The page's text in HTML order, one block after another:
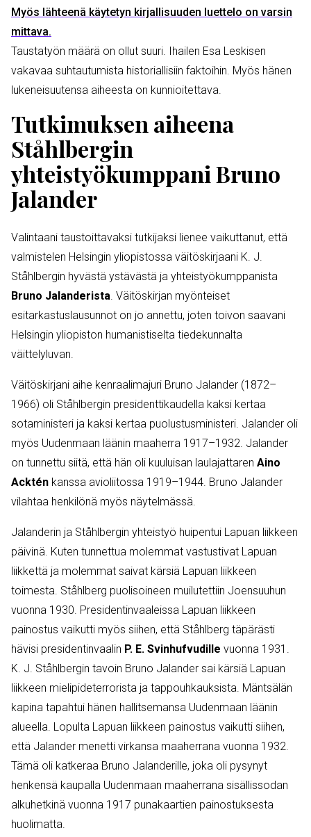
Myös lähteenä käytetyn kirjallisuuden luettelo on varsin
mittava.
Taustatyön määrä on ollut suuri. Ihailen Esa Leskisen
vakavaa suhtautumista historiallisiin faktoihin. Myös hänen
lukeneisuutensa aiheesta on kunnioitettava.
Tutkimuksen aiheena
Ståhlbergin
yhteistyökumppani Bruno
Jalander
Valintaani taustoittavaksi tutkijaksi lienee vaikuttanut, että
valmistelen Helsingin yliopistossa väitöskirjaani K. J.
Ståhlbergin hyvästä ystävästä ja yhteistyökumppanista
Bruno Jalanderista . Väitöskirjan myönteiset
esitarkastuslausunnot on jo annettu, joten toivon saavani
Helsingin yliopiston humanistiselta tiedekunnalta
väittelyluvan.
Väitöskirjani aihe kenraalimajuri Bruno Jalander (1872–
1966) oli Ståhlbergin presidenttikaudella kaksi kertaa
sotaministeri ja kaksi kertaa puolustusministeri. Jalander oli
myös Uudenmaan läänin maaherra 1917–1932. Jalander
on tunnettu siitä, että hän oli kuuluisan laulajattaren Aino
Acktén kanssa avioliitossa 1919–1944. Bruno Jalander
vilahtaa henkilönä myös näytelmässä.
Jalanderin ja Ståhlbergin yhteistyö huipentui Lapuan liikkeen
päivinä. Kuten tunnettua molemmat vastustivat Lapuan
liikkettä ja molemmat saivat kärsiä Lapuan liikkeen
toimesta. Ståhlberg puolisoineen muilutettiin Joensuuhun
vuonna 1930. Presidentinvaaleissa Lapuan liikkeen
painostus vaikutti myös siihen, että Ståhlberg täpärästi
hävisi presidentinvaalin P. E. Svinhufvudille vuonna 1931.
K. J. Ståhlbergin tavoin Bruno Jalander sai kärsiä Lapuan
liikkeen mielipideterrorista ja tappouhkauksista. Mäntsälän
kapina tapahtui hänen hallitsemansa Uudenmaan läänin
alueella. Lopulta Lapuan liikkeen painostus vaikutti siihen,
että Jalander menetti virkansa maaherrana vuonna 1932.
Tämä oli katkeraa Bruno Jalanderille, joka oli pysynyt
henkensä kaupalla Uudenmaan maaherrana sisällissodan
alkuhetkinä vuonna 1917 punakaartien painostuksesta
huolimatta.